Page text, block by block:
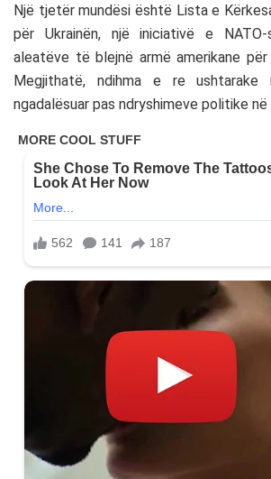
Një tjetër mundësi është Lista e
për Ukrainën, një iniciativë e
aleatëve të blejnë armë amerikane për
Megjithatë, ndihma e re ushtarake
ngadalësuar pas ndryshimeve politike në